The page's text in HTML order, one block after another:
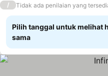
/ Tidak ada penilaian yang
Pilih tanggal untuk melihat
sama